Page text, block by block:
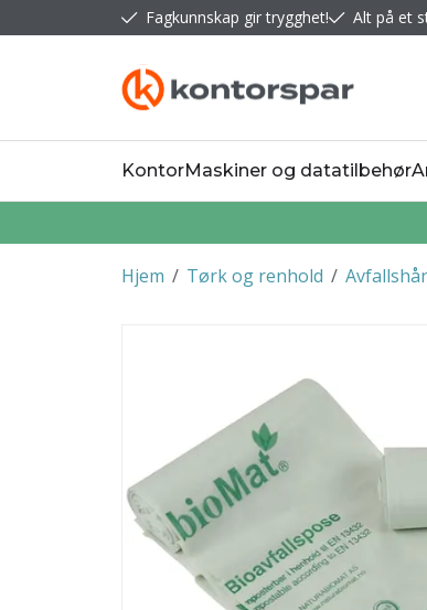
Fagkunnskap gir trygghet! Alt på et
KontorMaskiner og datatilbehør
/
Hjem /
Tørk og renhold